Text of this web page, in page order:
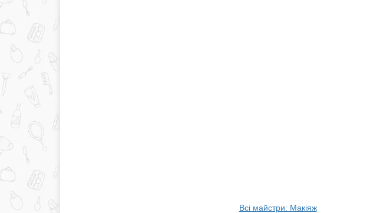
Всі майстри: Макіяж